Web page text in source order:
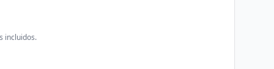
incluidos.